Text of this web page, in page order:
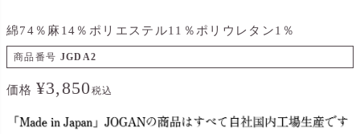
綿74％麻14％ポリエステル11％ポリウレタン1％
商品番号 JGDA2
価格 ¥3,850税込